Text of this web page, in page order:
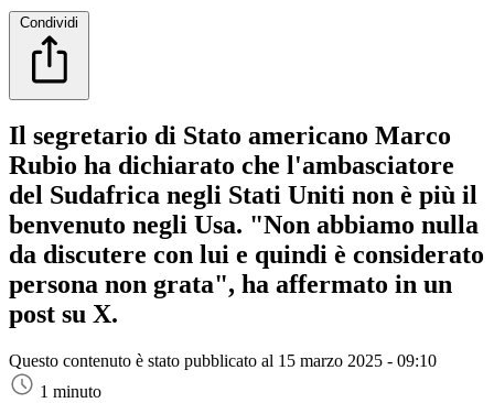
Condividi
Il segretario di Stato americano Marco
Rubio ha dichiarato che l'ambasciatore
del Sudafrica negli Stati Uniti non è più il
benvenuto negli Usa. "Non abbiamo nulla
da discutere con lui e quindi è considerato
persona non grata", ha affermato in un
post su X.
Questo contenuto è stato pubblicato al 15 marzo 2025 - 09:10
1 minuto